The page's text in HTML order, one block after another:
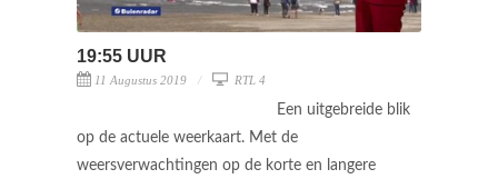
19:55 UUR
11 Augustus 2019 RTL 4
Een uitgebreide blik
op de actuele weerkaart. Met de
weersverwachtingen op de korte en langere